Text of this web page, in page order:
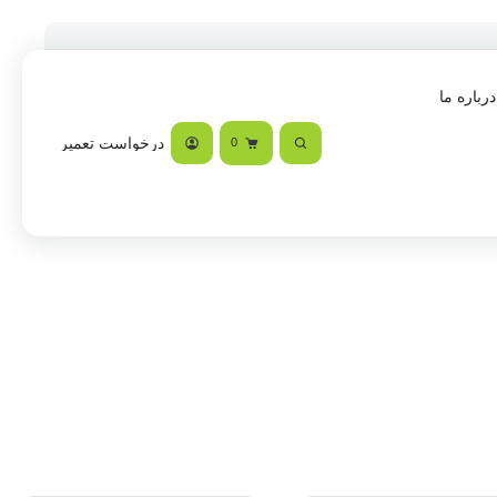
درباره ما
0 درخواست تعمیر